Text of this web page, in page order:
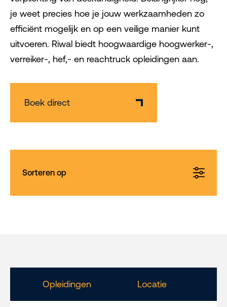
je weet precies hoe je jouw werkzaamheden zo
efficiënt mogelijk en op een veilige manier kunt
uitvoeren. Riwal biedt hoogwaardige hoogwerker-,
verreiker-, hef,- en reachtruck opleidingen aan.
Boek direct
Sorteren op
Opleidingen Locatie